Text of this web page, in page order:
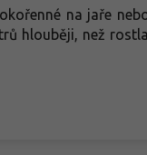
na jaře
hlouběji, než